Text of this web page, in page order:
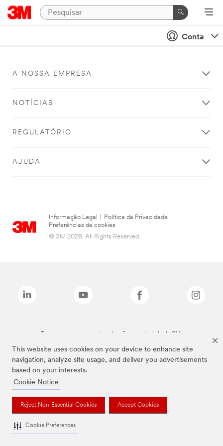
This website uses cookies on your device to enhance site
navigation, analyze site usage, and deliver you advertisements
based on your interests.
Cookie Notice
Reject Non-Essential Cookies Accept Cookies
Cookie Preferences
Conta
A NOSSA EMPRESA
NOTÍCIAS
REGULATÓRIO
AJUDA
Informação Legal Política da Privacidade
Preferências de cookies
© 3M 2026. All Rights Reserved.
Todas as marcas mencionadas são propriedade da 3M.